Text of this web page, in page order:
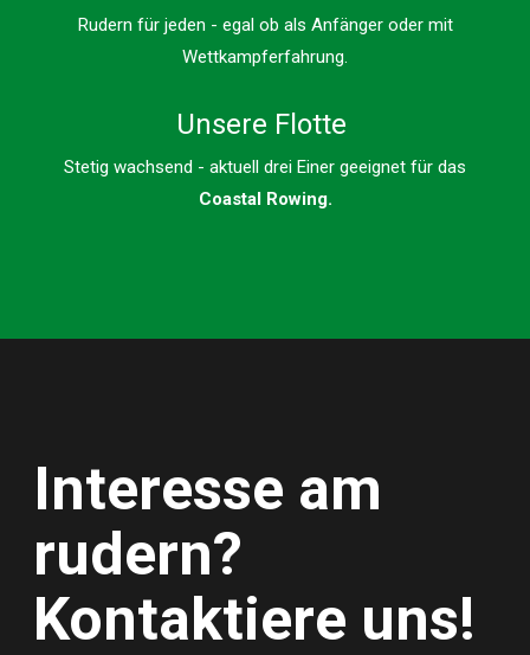
Rudern für jeden - egal ob als Anfänger oder mit
Wettkampferfahrung.
Unsere Flotte
Stetig wachsend - aktuell drei Einer geeignet für das
Coastal Rowing.
Interesse am
rudern?
Kontaktiere uns!